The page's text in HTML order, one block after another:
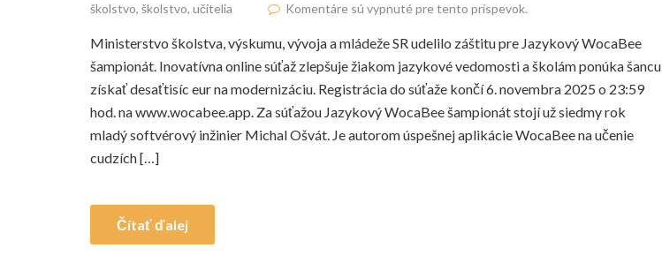
školstvo, školstvo, učitelia Komentáre sú vypnuté pre tento príspevok.
Ministerstvo školstva, výskumu, vývoja a mládeže SR udelilo záštitu pre Jazykový WocaBee
šampionát. Inovatívna online súťaž zlepšuje žiakom jazykové vedomosti a školám ponúka šancu
získať desaťtisíc eur na modernizáciu. Registrácia do súťaže končí 6. novembra 2025 o 23:59
hod. na www.wocabee.app. Za súťažou Jazykový WocaBee šampionát stojí už siedmy rok
mladý softvérový inžinier Michal Ošvát. Je autorom úspešnej aplikácie WocaBee na učenie
cudzích […]
Čítať ďalej